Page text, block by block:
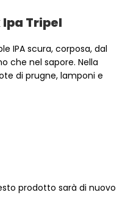
Tripel
IPA scura, corposa, dal
che nel sapore. Nella
di prugne, lamponi e
prodotto sarà di nuovo